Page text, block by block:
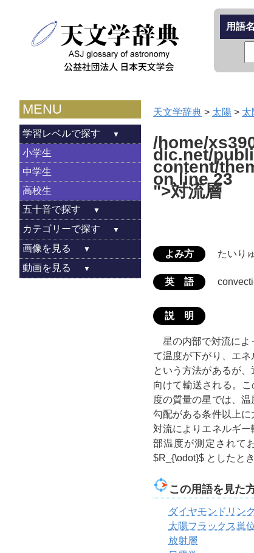
用語
MENU
学習レベルで探す
小学生
中学生
高校生
五十音で探す
カテゴリーで探す
画像を見る
動画を見る
天文学辞典 > 太陽 > 太
/home/
dic.net/
content/
on line23
">対流層
よみ方 たいり
英 語
説 明
星の内部で対流によ
て温度が下がり、エ
という方法があるが
向けて輸送される。
度の質量の星では、
勾配がある条件以上
対流によりエネルギー
部温度が測定されて
$R_{\odot}$ としたと
この用語を見た
ダイヤモンドリン
太陽フラックス単
放射層